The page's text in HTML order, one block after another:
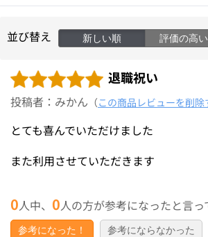
並び替え 新しい順 評価の高
退職祝い
投稿者：みかん （この商品レビューを削除
とても喜んでいただけました
また利用させていただきます
0人中、 0人の方が参考になったと言っ
参考になった！ 参考にならなかった